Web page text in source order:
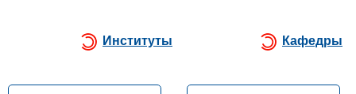
Институты Кафедры